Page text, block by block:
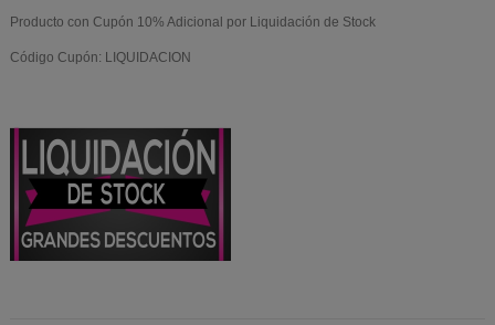
Producto con Cupón 10% Adicional por Liquidación de Stock
Código Cupón: LIQUIDACION